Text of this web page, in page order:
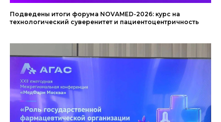
Подведены итоги форума NOVAMED-2026: курс на
технологический суверенитет и пациентоцентричность